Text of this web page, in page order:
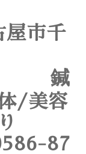
屋市千
/美容
87